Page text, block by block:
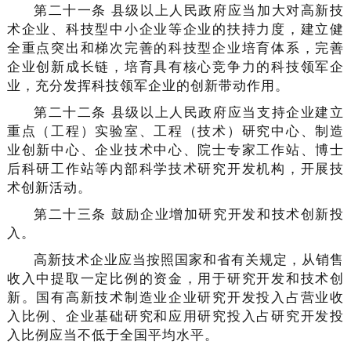
第二十一条 县级以上人民政府应当加大对高新技
术企业、科技型中小企业等企业的扶持力度，建立健
全重点突出和梯次完善的科技型企业培育体系，完善
企业创新成长链，培育具有核心竞争力的科技领军企
业，充分发挥科技领军企业的创新带动作用。
第二十二条 县级以上人民政府应当支持企业建立
重点（工程）实验室、工程（技术）研究中心、制造
业创新中心、企业技术中心、院士专家工作站、博士
后科研工作站等内部科学技术研究开发机构，开展技
术创新活动。
第二十三条 鼓励企业增加研究开发和技术创新投
入。
高新技术企业应当按照国家和省有关规定，从销售
收入中提取一定比例的资金，用于研究开发和技术创
新。国有高新技术制造业企业研究开发投入占营业收
入比例、企业基础研究和应用研究投入占研究开发投
入比例应当不低于全国平均水平。